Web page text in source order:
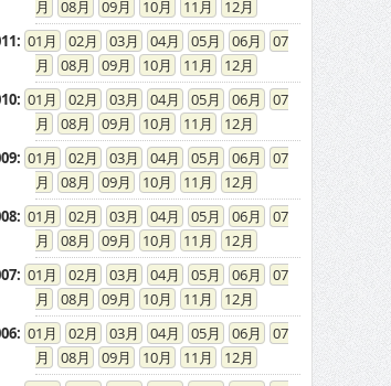
08
09 10 11
12
: 01 02 03 04 05 06
07
08
09 10 11
12
: 01 02 03 04 05 06
07
08
09 10 11
12
: 01 02 03 04 05 06
07
08
09 10 11
12
: 01 02 03 04 05 06
07
08
09 10 11
12
: 01 02 03 04 05 06
07
08
09 10 11
12
: 01 02 03 04 05 06
07
08
09 10 11
12